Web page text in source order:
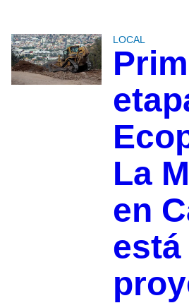
LOCAL
La
en
está